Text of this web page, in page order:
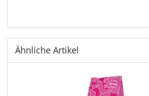
Ähnliche Artikel